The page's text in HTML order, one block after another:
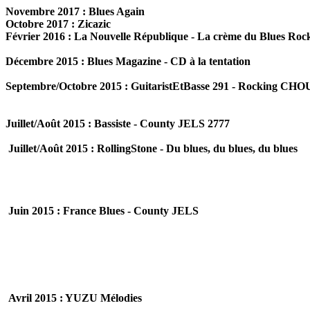
Novembre 2017 : Blues Again
Octobre 2017 : Zicazic
Février 2016 : La Nouvelle République - La crème du Blues
Décembre 2015 : Blues Magazine - CD à la tentation
Septembre/Octobre 2015 : GuitaristEtBasse 291 - Rocking
Juillet/Août 2015 : Bassiste - County JELS 2777
Juillet/Août 2015 : RollingStone - Du blues, du blues, du blues
Juin 2015 : France Blues - County JELS
Avril 2015 : YUZU Mélodies